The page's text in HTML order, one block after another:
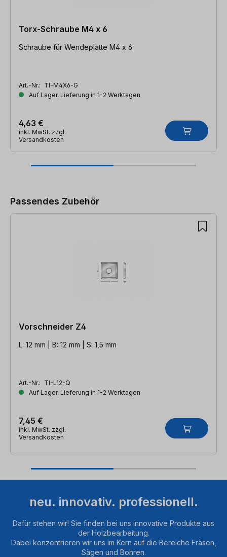
Torx-Schraube M4 x 6
Schraube für Wendeplatte M4 x 6
Art.-Nr.: TI-M4X6-G
Auf Lager, Lieferung in 1-2 Werktagen
4,63 €
inkl. MwSt. zzgl.
Versandkosten
Passendes Zubehör
Vorschneider Z4
L: 12 mm | B: 12 mm | S: 1,5 mm
Art.-Nr.: TI-L12-Q
Auf Lager, Lieferung in 1-2 Werktagen
7,45 €
inkl. MwSt. zzgl.
Versandkosten
neu. innovativ. professionell.
Dafür stehen wir! Sie finden bei uns innovative Produkte aus
der Holzbearbeitung.
Dabei konzentrieren wir uns im Kern auf die Bereiche Fräsen,
Sägen und Bohren.